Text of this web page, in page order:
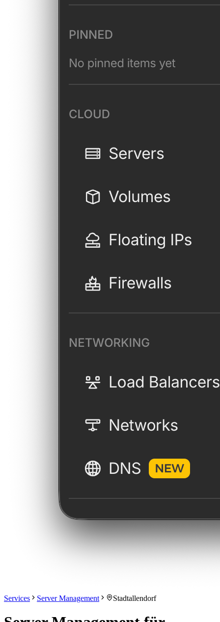
Services Server Management Stadtallendorf